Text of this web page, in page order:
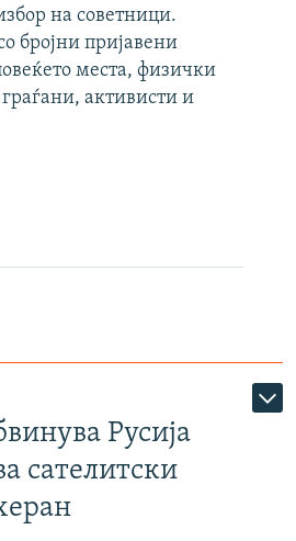
на советници.
бројни пријавени
места, физички
активисти и
Русија
сателитски